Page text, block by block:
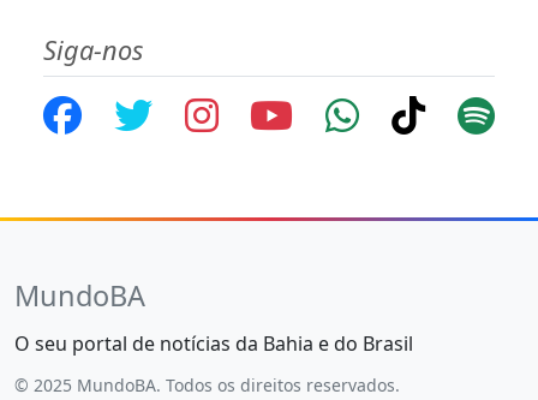
Siga-nos
MundoBA
O seu portal de notícias da Bahia e do Brasil
© 2025 MundoBA. Todos os direitos reservados.